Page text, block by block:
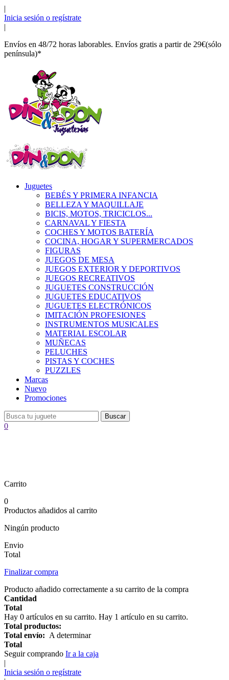
|
Inicia sesión o regístrate
|
Envíos en 48/72 horas laborables. Envíos gratis a partir de 29€(sólo
península)*
Juguetes
BEBÉS Y PRIMERA INFANCIA
BELLEZA Y MAQUILLAJE
BICIS, MOTOS, TRICICLOS...
CARNAVAL Y FIESTA
COCHES Y MOTOS BATERÍA
COCINA, HOGAR Y SUPERMERCADOS
FIGURAS
JUEGOS DE MESA
JUEGOS EXTERIOR Y DEPORTIVOS
JUEGOS RECREATIVOS
JUGUETES CONSTRUCCIÓN
JUGUETES EDUCATIVOS
JUGUETES ELECTRÓNICOS
IMITACIÓN PROFESIONES
INSTRUMENTOS MUSICALES
MATERIAL ESCOLAR
MUÑECAS
PELUCHES
PISTAS Y COCHES
PUZZLES
Marcas
Nuevo
Promociones
Buscar
0
Carrito
0
Productos añadidos al carrito
Ningún producto
Envio
Total
Finalizar compra
Producto añadido correctamente a su carrito de la compra
Cantidad
Total
Hay 0 artículos en su carrito. Hay 1 artículo en su carrito.
Total productos:
Total envío: A determinar
Total
Seguir comprando Ir a la caja
|
Inicia sesión o regístrate